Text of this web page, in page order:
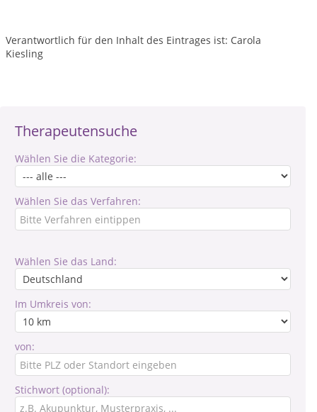
Therapeutensuche
Wählen Sie die Kategorie:
Wählen Sie das Verfahren:
Wählen Sie das Land:
Im Umkreis von:
von:
Stichwort (optional):
Verantwortlich für den Inhalt des Eintrages ist: Carola
Kiesling